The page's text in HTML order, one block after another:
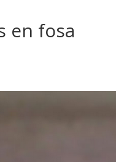
en fosa